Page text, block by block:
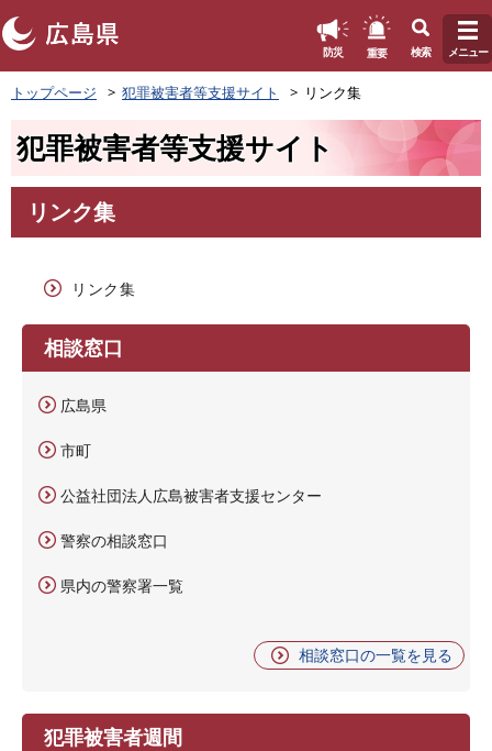
ペ
ー
頭
す
防災 重要 検索 メニュー
トップページ 犯罪被害者等支援サイト リンク集
犯罪被害者等支援サイト
文
リンク集
リンク集
相談窓口
広島県
市町
公益社団法人広島被害者支援センター
警察の相談窓口
県内の警察署一覧
相談窓口の一覧を見る
犯罪被害者週間